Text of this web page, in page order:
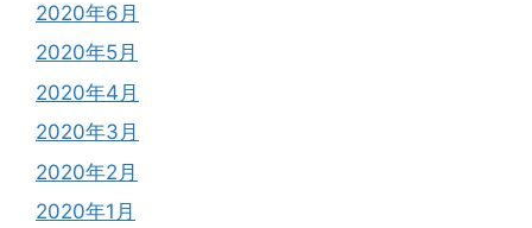
2020年6月
2020年5月
2020年4月
2020年3月
2020年2月
2020年1月